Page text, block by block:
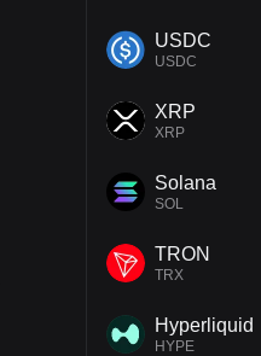
USDC
USDC
XRP
XRP
Solana
SOL
TRON
TRX
Hyperliquid
HYPE